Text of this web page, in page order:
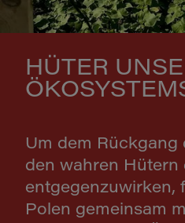
HÜTER
Um dem Rückgang
den wahren Hütern
entgegenzuwirken,
Polen gemeinsam